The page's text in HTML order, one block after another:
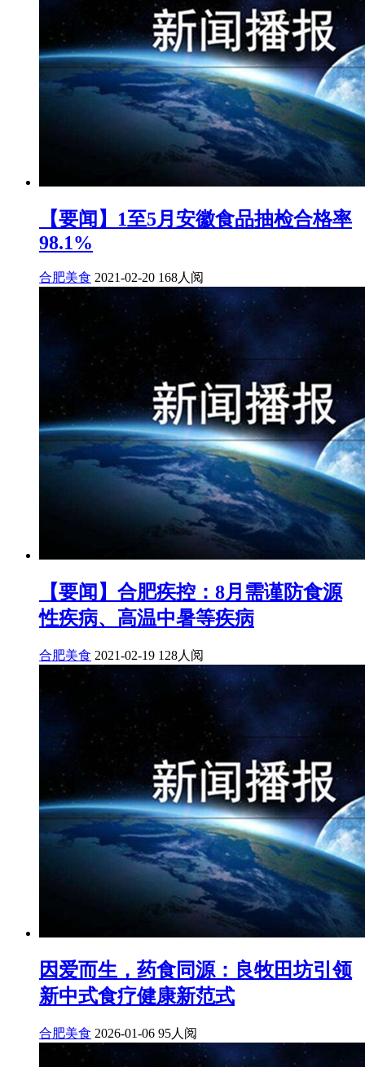
【要闻】1至5月安徽食品抽检合格率
98.1%
合肥美食 2021-02-20 168人阅
【要闻】合肥疾控：8月需谨防食源
性疾病、高温中暑等疾病
合肥美食 2021-02-19 128人阅
因爱而生，药食同源：良牧田坊引领
新中式食疗健康新范式
合肥美食 2026-01-06 95人阅